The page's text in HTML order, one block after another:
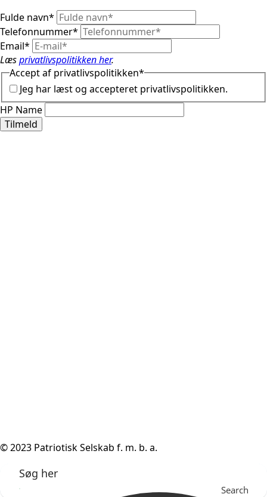
Fulde navn*
Telefonnummer*
Email*
Læsprivatlivspolitikken her.
Accept af privatlivspolitikken*
Jeg har læst og accepteret privatlivspolitikken.
HP Name
Tilmeld
© 2023 Patriotisk Selskab f. m. b. a.
Search